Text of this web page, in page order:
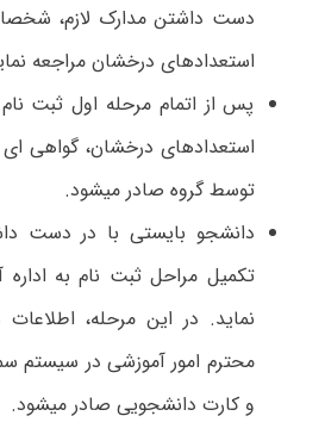
دست داشتن مدارک لازم، شخصا
استعدادهای درخشان مراجعه
پس از اتمام مرحله اول ثبت
استعدادهای درخشان، گواهی ای
توسط گروه صادر میشود.
دانشجو بایستی با در دست
تکمیل مراحل ثبت نام به
نماید. در این مرحله،
محترم امور آموزشی در سیستم
و کارت دانشجویی صادر میشود.